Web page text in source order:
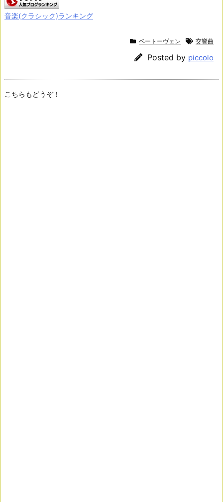
音楽(クラシック)ランキング
ベートーヴェン 交響曲
Posted by piccolo
こちらもどうぞ！